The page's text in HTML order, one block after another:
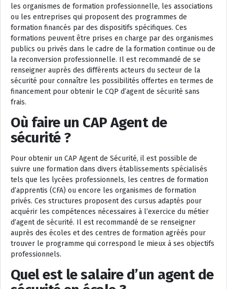
les organismes de formation professionnelle, les associations
ou les entreprises qui proposent des programmes de
formation financés par des dispositifs spécifiques. Ces
formations peuvent être prises en charge par des organismes
publics ou privés dans le cadre de la formation continue ou de
la reconversion professionnelle. Il est recommandé de se
renseigner auprès des différents acteurs du secteur de la
sécurité pour connaître les possibilités offertes en termes de
financement pour obtenir le CQP d’agent de sécurité sans
frais.
Où faire un CAP Agent de
sécurité ?
Pour obtenir un CAP Agent de Sécurité, il est possible de
suivre une formation dans divers établissements spécialisés
tels que les lycées professionnels, les centres de formation
d’apprentis (CFA) ou encore les organismes de formation
privés. Ces structures proposent des cursus adaptés pour
acquérir les compétences nécessaires à l’exercice du métier
d’agent de sécurité. Il est recommandé de se renseigner
auprès des écoles et des centres de formation agréés pour
trouver le programme qui correspond le mieux à ses objectifs
professionnels.
Quel est le salaire d’un agent de